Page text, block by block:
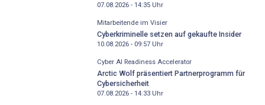
07.08.2026 - 14:35Uhr
Mitarbeitende im Visier
Cyberkriminelle setzen auf gekaufte Insider
10.08.2026 - 09:57Uhr
Cyber AI Readiness Accelerator
Arctic Wolf präsentiert Partnerprogramm für
Cybersicherheit
07.08.2026 - 14:33Uhr